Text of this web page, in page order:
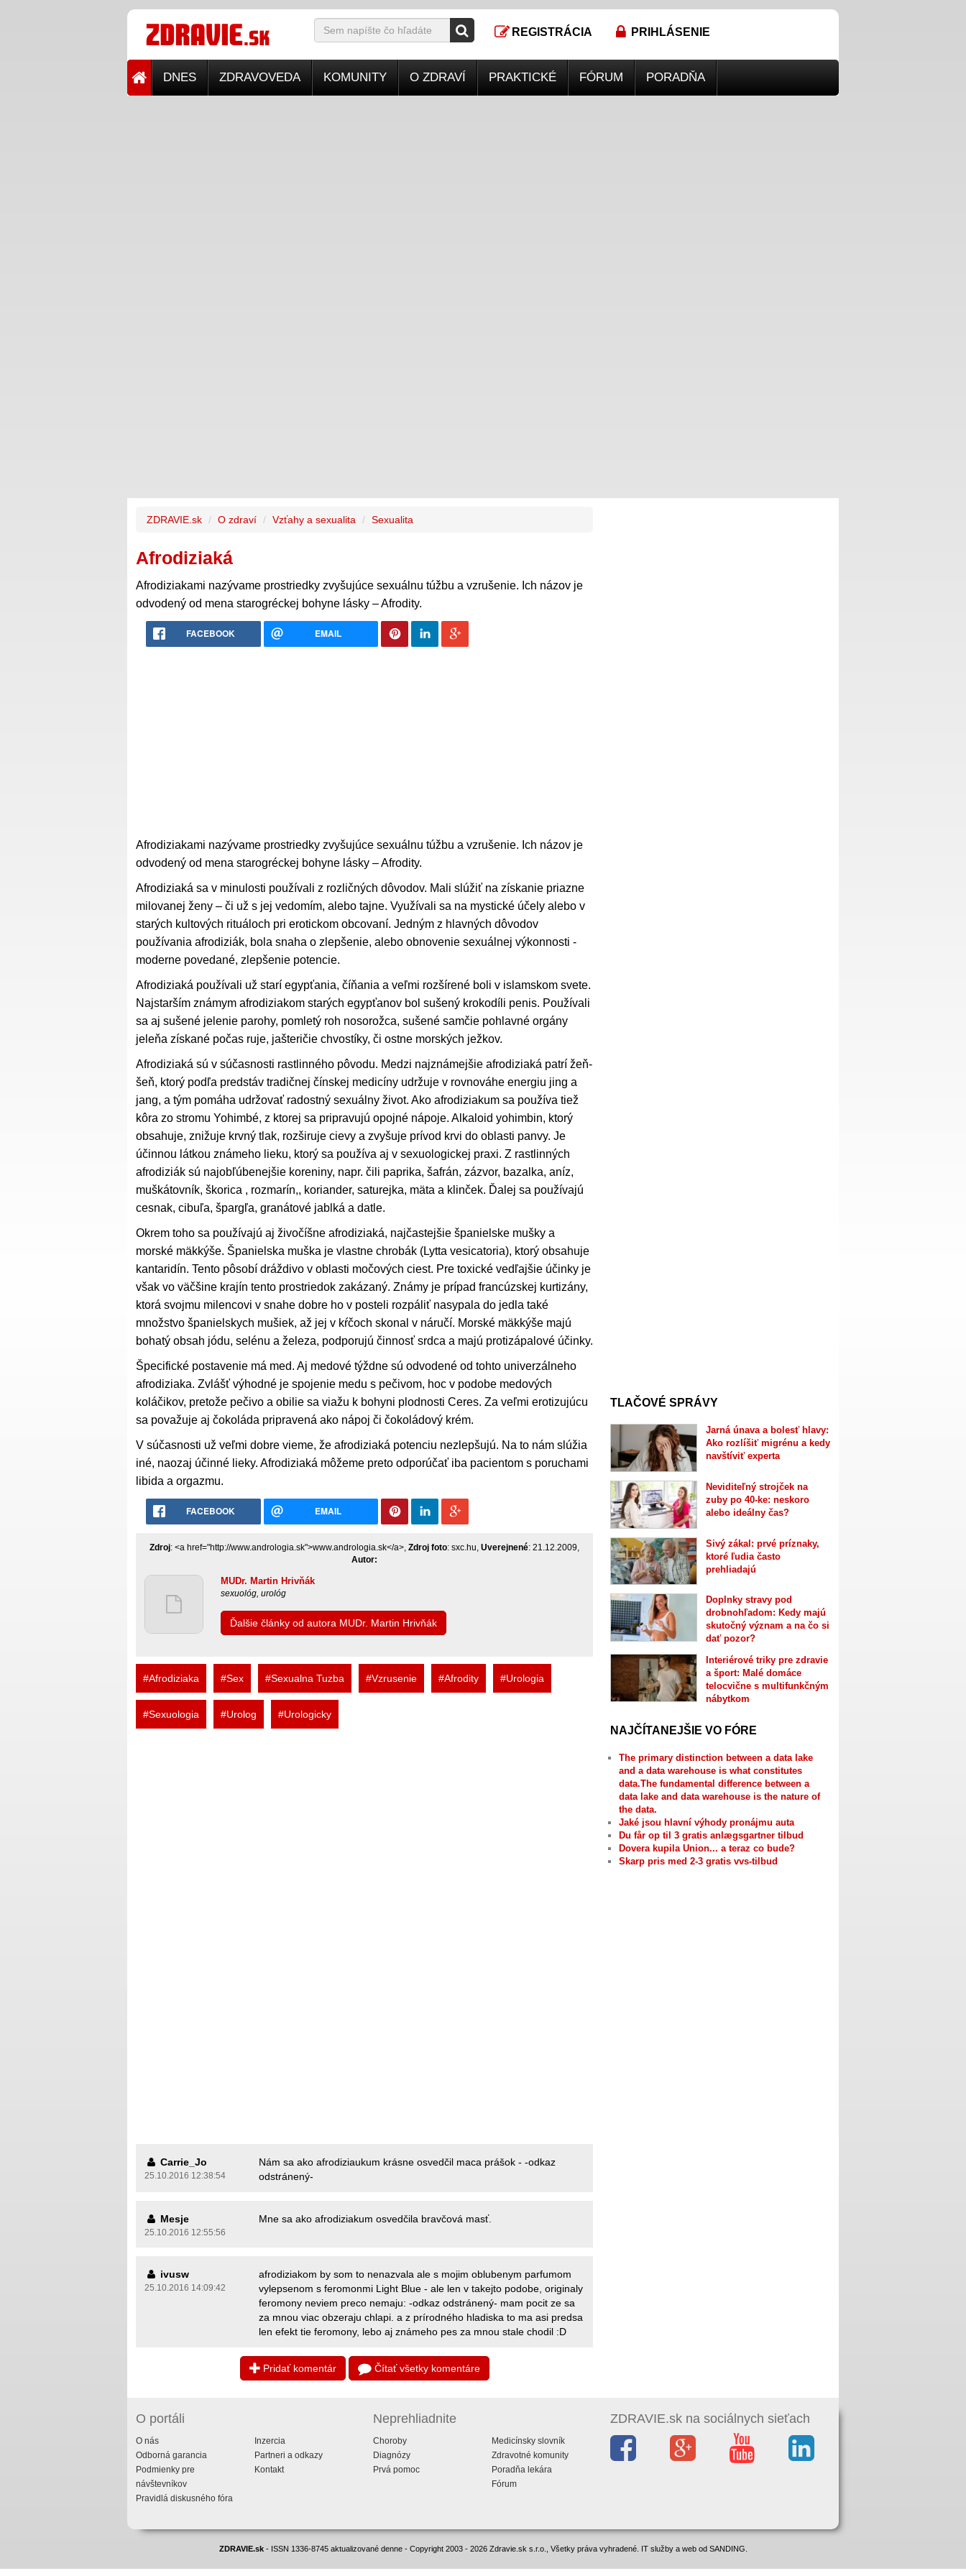
REGISTRÁCIA PRIHLÁSENIE
DNES ZDRAVOVEDA KOMUNITY O ZDRAVÍ PRAKTICKÉ FÓRUM PORADŇA
ZDRAVIE.sk O zdraví Vzťahy a sexualita Sexualita
Afrodiziaká
Afrodiziakami nazývame prostriedky zvyšujúce sexuálnu túžbu a vzrušenie. Ich názov je
odvodený od mena starogréckej bohyne lásky – Afrodity.
FACEBOOK EMAIL
Afrodiziakami nazývame prostriedky zvyšujúce sexuálnu túžbu a vzrušenie. Ich názov je
odvodený od mena starogréckej bohyne lásky – Afrodity.
Afrodiziaká sa v minulosti používali z rozličných dôvodov. Mali slúžiť na získanie priazne
milovanej ženy – či už s jej vedomím, alebo tajne. Využívali sa na mystické účely alebo v
starých kultových rituáloch pri erotickom obcovaní. Jedným z hlavných dôvodov
používania afrodiziák, bola snaha o zlepšenie, alebo obnovenie sexuálnej výkonnosti -
moderne povedané, zlepšenie potencie.
Afrodiziaká používali už starí egypťania, číňania a veľmi rozšírené boli v islamskom svete.
Najstarším známym afrodiziakom starých egypťanov bol sušený krokodíli penis. Používali
sa aj sušené jelenie parohy, pomletý roh nosorožca, sušené samčie pohlavné orgány
jeleňa získané počas ruje, jašteričie chvostíky, či ostne morských ježkov.
Afrodiziaká sú v súčasnosti rastlinného pôvodu. Medzi najznámejšie afrodiziaká patrí žeň-
šeň, ktorý podľa predstáv tradičnej čínskej medicíny udržuje v rovnováhe energiu jing a
jang, a tým pomáha udržovať radostný sexuálny život. Ako afrodiziakum sa používa tiež
kôra zo stromu Yohimbé, z ktorej sa pripravujú opojné nápoje. Alkaloid yohimbin, ktorý
obsahuje, znižuje krvný tlak, rozširuje cievy a zvyšuje prívod krvi do oblasti panvy. Je
účinnou látkou známeho lieku, ktorý sa používa aj v sexuologickej praxi. Z rastlinných
afrodiziák sú najobľúbenejšie koreniny, napr. čili paprika, šafrán, zázvor, bazalka, aníz,
muškátovník, škorica , rozmarín,, koriander, saturejka, mäta a klinček. Ďalej sa používajú
cesnak, cibuľa, špargľa, granátové jablká a datle.
Okrem toho sa používajú aj živočíšne afrodiziaká, najčastejšie španielske mušky a
morské mäkkýše. Španielska muška je vlastne chrobák (Lytta vesicatoria), ktorý obsahuje
kantaridín. Tento pôsobí dráždivo v oblasti močových ciest. Pre toxické vedľajšie účinky je
však vo väčšine krajín tento prostriedok zakázaný. Známy je prípad francúzskej kurtizány,
ktorá svojmu milencovi v snahe dobre ho v posteli rozpáliť nasypala do jedla také
množstvo španielskych mušiek, až jej v kŕčoch skonal v náručí. Morské mäkkýše majú
bohatý obsah jódu, selénu a železa, podporujú činnosť srdca a majú protizápalové účinky.
Špecifické postavenie má med. Aj medové týždne sú odvodené od tohto univerzálneho
afrodiziaka. Zvlášť výhodné je spojenie medu s pečivom, hoc v podobe medových
koláčikov, pretože pečivo a obilie sa viažu k bohyni plodnosti Ceres. Za veľmi erotizujúcu
sa považuje aj čokoláda pripravená ako nápoj či čokoládový krém.
V súčasnosti už veľmi dobre vieme, že afrodiziaká potenciu nezlepšujú. Na to nám slúžia
iné, naozaj účinné lieky. Afrodiziaká môžeme preto odporúčať iba pacientom s poruchami
libida a orgazmu.
FACEBOOK EMAIL
Zdroj: <a href="http://www.andrologia.sk">www.andrologia.sk</a>, Zdroj foto: sxc.hu, Uverejnené: 21.12.2009,
Autor:
MUDr. Martin Hrivňák
sexuológ, urológ
Ďalšie články od autora MUDr. Martin Hrivňák
#Afrodiziaka #Sex #Sexualna Tuzba #Vzrusenie #Afrodity #Urologia
#Sexuologia #Urolog #Urologicky
Carrie_Jo
25.10.2016 12:38:54
Nám sa ako afrodiziaukum krásne osvedčil maca prášok - -odkaz
odstránený-
Mesje
25.10.2016 12:55:56
Mne sa ako afrodiziakum osvedčila bravčová masť.
ivusw
25.10.2016 14:09:42
afrodiziakom by som to nenazvala ale s mojim oblubenym parfumom
vylepsenom s feromonmi Light Blue - ale len v takejto podobe, originaly
feromony neviem preco nemaju: -odkaz odstránený- mam pocit ze sa
za mnou viac obzeraju chlapi. a z prírodného hladiska to ma asi predsa
len efekt tie feromony, lebo aj známeho pes za mnou stale chodil :D
Pridať komentár Čítať všetky komentáre
TLAČOVÉ SPRÁVY
Jarná únava a bolesť hlavy:
Ako rozlíšiť migrénu a kedy
navštíviť experta
Neviditeľný strojček na
zuby po 40-ke: neskoro
alebo ideálny čas?
Sivý zákal: prvé príznaky,
ktoré ľudia často
prehliadajú
Doplnky stravy pod
drobnohľadom: Kedy majú
skutočný význam a na čo si
dať pozor?
Interiérové triky pre zdravie
a šport: Malé domáce
telocvične s multifunkčným
nábytkom
NAJČÍTANEJŠIE VO FÓRE
The primary distinction between a data lake
and a data warehouse is what constitutes
data.The fundamental difference between a
data lake and data warehouse is the nature of
the data.
Jaké jsou hlavní výhody pronájmu auta
Du får op til 3 gratis anlægsgartner tilbud
Dovera kupila Union... a teraz co bude?
Skarp pris med 2-3 gratis vvs-tilbud
O portáli
O nás
Odborná garancia
Podmienky pre
návštevníkov
Pravidlá diskusného fóra
Inzercia
Partneri a odkazy
Kontakt
Neprehliadnite
Choroby
Diagnózy
Prvá pomoc
Medicínsky slovník
Zdravotné komunity
Poradňa lekára
Fórum
ZDRAVIE.sk na sociálnych sieťach
ZDRAVIE.sk- ISSN 1336-8745 aktualizované denne - Copyright 2003 - 2026 Zdravie.sk s.r.o., Všetky práva vyhradené. IT služby a web od SANDING.